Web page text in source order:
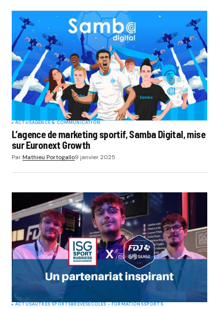
ACTUSAGENCE & COMMUNICATION
L’agence de marketing sportif, Samba Digital, mise
sur Euronext Growth
ParMathieu Portogallo9 janvier 2025
ACTUSAUTRES SPORTSBRÈVESÉCOLES - FORMATIONSSPORTS